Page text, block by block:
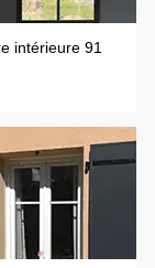
intérieure 91